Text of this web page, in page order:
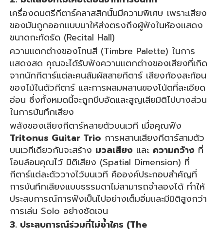
เครื่องดนตรีกีตาร์คลาสสิกนั้นมีความพิเศษ เพราะเสียง
ของมันถูกออกแบบมาให้ส่งตรงถึงผู้ฟังในห้องแสดง
ขนาดกะทัดรัด (Recital Hall)
ความแตกต่างของโทนสี (Timbre Palette) ในการ
แสดงสด คุณจะได้รับฟังความแตกต่างของเสียงที่เกิด
จากนักกีตาร์แต่ละคนสัมผัสสายกีตาร์ เสียงก้องสะท้อน
ของไม้ในตัวกีตาร์ และการผสมผสานของโน้ตที่ละเอียด
อ่อน ซึ่งทั้งหมดนี้จะถูกบีบอัดและสูญเสียมิติไปบางส่วน
ในการบันทึกเสียง
พลังของเสียงกีตาร์หลายตัวบนเวที เมื่อคุณฟัง
Tritonus Guitar Trio การผสานเสียงกีตาร์สามตัว
บนเวทีเดียวกันจะสร้าง มวลเสียง และ ความกว้าง ที่
โอบล้อมคุณไว้ มิติเสียง (Spatial Dimension) ที่
กีตาร์แต่ละตัววางไว้บนเวที คือองค์ประกอบสำคัญที่
การบันทึกเสียงแบบธรรมดาไม่สามารถจำลองได้ ทำให้
ประสบการณ์การฟังเป็นไปอย่างเต็มอิ่มและมีมิติสูงกว่า
การเล่น Solo อย่างชัดเจน
3. ประสบการณ์ร่วมที่ไม่ซ้ำใคร (The